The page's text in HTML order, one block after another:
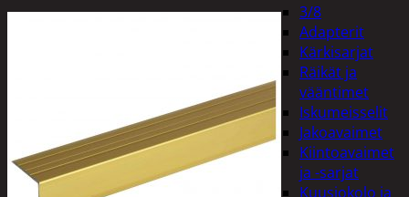
3/8
Adapterit
Kärkisarjat
Räikät ja
vääntimet
Iskumeisselit
Jakoavaimet
Kiintoavaimet
ja -sarjat
Kuusiokolo ja